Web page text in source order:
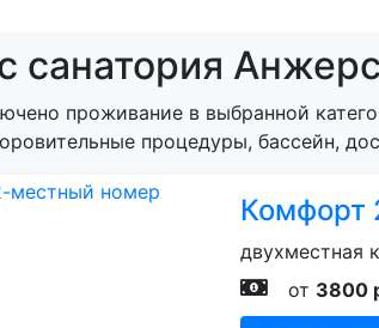
санатория
проживание в выбранной
процедуры, бассейн,
Комфорт
двухместная
от 3800